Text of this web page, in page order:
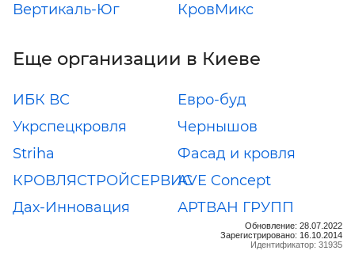
Вертикаль-Юг
КровМикс
Еще организации в Киеве
ИБК ВС
Евро-буд
Укрспецкровля
Чернышов
Striha
Фасад и кровля
КРОВЛЯСТРОЙСЕРВИСAVE Concept
Дах-Инновация
АРТВАН ГРУПП
Обновление: 28.07.2022
Зарегистрировано: 16.10.2014
Идентификатор: 31935